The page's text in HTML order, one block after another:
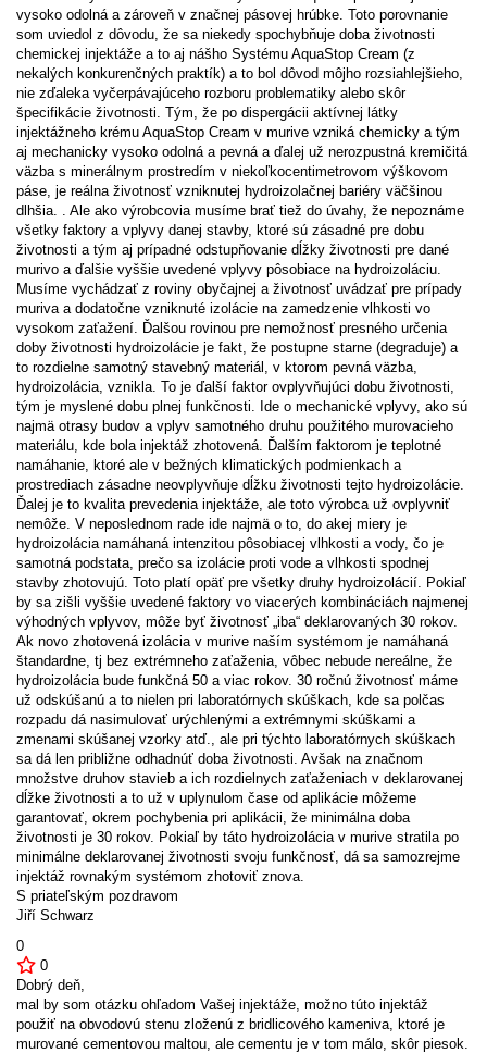
vysoko odolná a zároveň v značnej pásovej hrúbke. Toto porovnanie
som uviedol z dôvodu, že sa niekedy spochybňuje doba životnosti
chemickej injektáže a to aj nášho Systému AquaStop Cream (z
nekalých konkurenčných praktík) a to bol dôvod môjho rozsiahlejšieho,
nie zďaleka vyčerpávajúceho rozboru problematiky alebo skôr
špecifikácie životnosti. Tým, že po dispergácii aktívnej látky
injektážneho krému AquaStop Cream v murive vzniká chemicky a tým
aj mechanicky vysoko odolná a pevná a ďalej už nerozpustná kremičitá
väzba s minerálnym prostredím v niekoľkocentimetrovom výškovom
páse, je reálna životnosť vzniknutej hydroizolačnej bariéry väčšinou
dlhšia. . Ale ako výrobcovia musíme brať tiež do úvahy, že nepoznáme
všetky faktory a vplyvy danej stavby, ktoré sú zásadné pre dobu
životnosti a tým aj prípadné odstupňovanie dĺžky životnosti pre dané
murivo a ďalšie vyššie uvedené vplyvy pôsobiace na hydroizoláciu.
Musíme vychádzať z roviny obyčajnej a životnosť uvádzať pre prípady
muriva a dodatočne vzniknuté izolácie na zamedzenie vlhkosti vo
vysokom zaťažení. Ďalšou rovinou pre nemožnosť presného určenia
doby životnosti hydroizolácie je fakt, že postupne starne (degraduje) a
to rozdielne samotný stavebný materiál, v ktorom pevná väzba,
hydroizolácia, vznikla. To je ďalší faktor ovplyvňujúci dobu životnosti,
tým je myslené dobu plnej funkčnosti. Ide o mechanické vplyvy, ako sú
najmä otrasy budov a vplyv samotného druhu použitého murovacieho
materiálu, kde bola injektáž zhotovená. Ďalším faktorom je teplotné
namáhanie, ktoré ale v bežných klimatických podmienkach a
prostrediach zásadne neovplyvňuje dĺžku životnosti tejto hydroizolácie.
Ďalej je to kvalita prevedenia injektáže, ale toto výrobca už ovplyvniť
nemôže. V neposlednom rade ide najmä o to, do akej miery je
hydroizolácia namáhaná intenzitou pôsobiacej vlhkosti a vody, čo je
samotná podstata, prečo sa izolácie proti vode a vlhkosti spodnej
stavby zhotovujú. Toto platí opäť pre všetky druhy hydroizolácií. Pokiaľ
by sa zišli vyššie uvedené faktory vo viacerých kombináciách najmenej
výhodných vplyvov, môže byť životnosť „iba“ deklarovaných 30 rokov.
Ak novo zhotovená izolácia v murive naším systémom je namáhaná
štandardne, tj bez extrémneho zaťaženia, vôbec nebude nereálne, že
hydroizolácia bude funkčná 50 a viac rokov. 30 ročnú životnosť máme
už odskúšanú a to nielen pri laboratórnych skúškach, kde sa polčas
rozpadu dá nasimulovať urýchlenými a extrémnymi skúškami a
zmenami skúšanej vzorky atď., ale pri týchto laboratórnych skúškach
sa dá len približne odhadnúť doba životnosti. Avšak na značnom
množstve druhov stavieb a ich rozdielnych zaťaženiach v deklarovanej
dĺžke životnosti a to už v uplynulom čase od aplikácie môžeme
garantovať, okrem pochybenia pri aplikácii, že minimálna doba
životnosti je 30 rokov. Pokiaľ by táto hydroizolácia v murive stratila po
minimálne deklarovanej životnosti svoju funkčnosť, dá sa samozrejme
injektáž rovnakým systémom zhotoviť znova.
S priateľským pozdravom
Jiří Schwarz
0
0
Dobrý deň,
mal by som otázku ohľadom Vašej injektáže, možno túto injektáž
použiť na obvodovú stenu zloženú z bridlicového kameniva, ktoré je
murované cementovou maltou, ale cementu je v tom málo, skôr piesok.